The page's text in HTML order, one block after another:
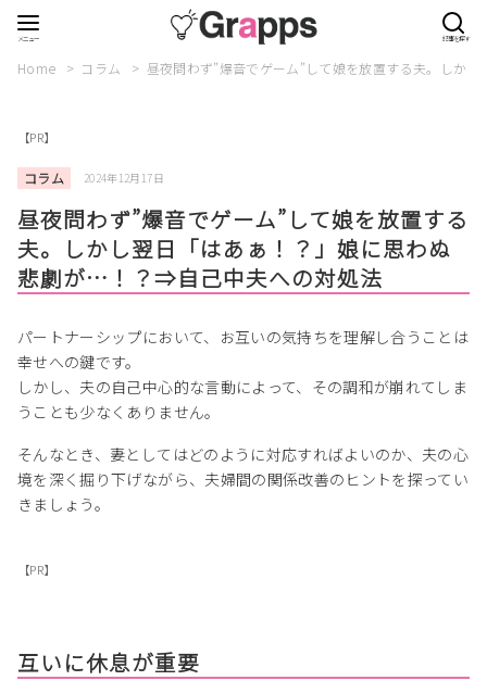
Home コラム 昼夜問わず”爆音でゲーム”して娘を放置する夫。しか
【PR】
コラム 2024年12月17日
昼夜問わず”爆音でゲーム”して娘を放置する
夫。しかし翌日「はあぁ！？」娘に思わぬ
悲劇が…！？⇒自己中夫への対処法
パートナーシップにおいて、お互いの気持ちを理解し合うことは
幸せへの鍵です。
しかし、夫の自己中心的な言動によって、その調和が崩れてしま
うことも少なくありません。
そんなとき、妻としてはどのように対応すればよいのか、夫の心
境を深く掘り下げながら、夫婦間の関係改善のヒントを探ってい
きましょう。
【PR】
互いに休息が重要